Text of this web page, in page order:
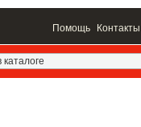
Помощь Контакты